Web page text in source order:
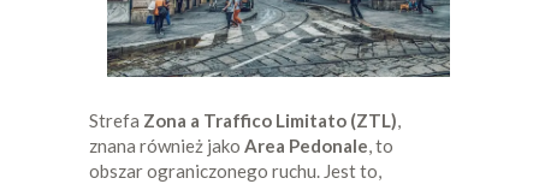
Strefa Zona a Traffico Limitato (ZTL),
znana również jako Area Pedonale, to
obszar ograniczonego ruchu. Jest to,